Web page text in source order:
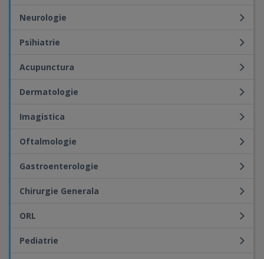
Neurologie
Psihiatrie
Acupunctura
Dermatologie
Imagistica
Oftalmologie
Gastroenterologie
Chirurgie Generala
ORL
Pediatrie